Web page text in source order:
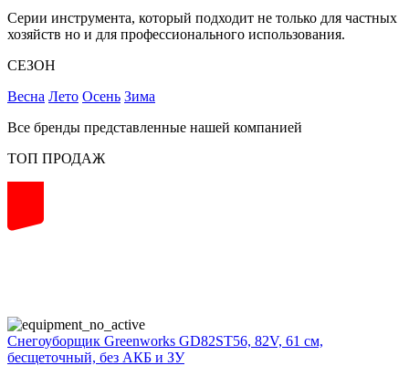
Серии инструмента, который подходит не только для частных
хозяйств но и для профессионального использования.
СЕЗОН
Весна Лето Осень Зима
Все бренды представленные нашей компанией
ТОП ПРОДАЖ
Снегоуборщик Greenworks GD82ST56, 82V, 61 см,
бесщеточный, без АКБ и ЗУ